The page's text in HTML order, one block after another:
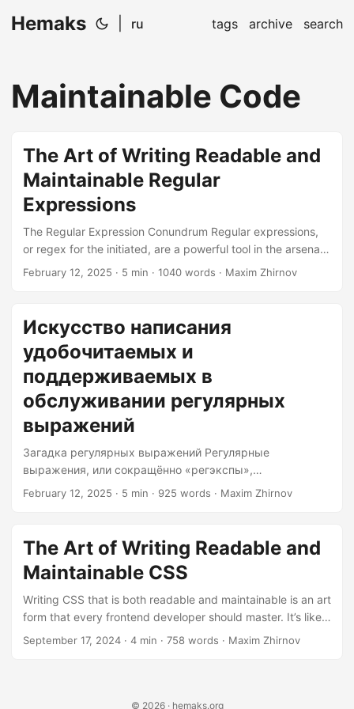
Hemaks ru tags archive search
Maintainable Code
The Art of Writing Readable and
Maintainable Regular
Expressions
The Regular Expression Conundrum Regular expressions,
or regex for the initiated, are a powerful tool in the arsenal
of any software developer. However, they can quickly
decipher, and you’re on the right track. But fear not, dear
reader, for we are about to embark on a journey to tame
these beasts and make them not only readable but also
maintainable....
February 12, 2025 · 5 min · 1040 words · Maxim Zhirnov
Искусство написания
удобочитаемых и
поддерживаемых в
обслуживании регулярных
выражений
Загадка регулярных выражений Регулярные
выражения, или сокращённо «регэкспы»,
представляют собой мощный инструмент в арсенале
могут быстро стать настоящим проклятием.
Представьте себе загадочную головоломку, разгадать
которую под силу лишь избранным, и вы поймёте, о
отправимся в путешествие, чтобы приручить этих
«зверей» и сделать их не только понятными, но и
удобными для сопровождения....
February 12, 2025 · 5 min · 925 words · Maxim Zhirnov
The Art of Writing Readable and
Maintainable CSS
Writing CSS that is both readable and maintainable is an art
form that every frontend developer should master. It’s like
baking a cake: you need the right ingredients, a solid
Modularize Your Styles Imagine your UI as a set of LEGO
September 17, 2024 · 4 min · 758 words · Maxim Zhirnov
© 2026 · hemaks.org